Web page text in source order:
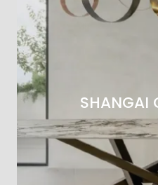
SHANGAI